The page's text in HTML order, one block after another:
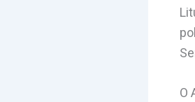
O